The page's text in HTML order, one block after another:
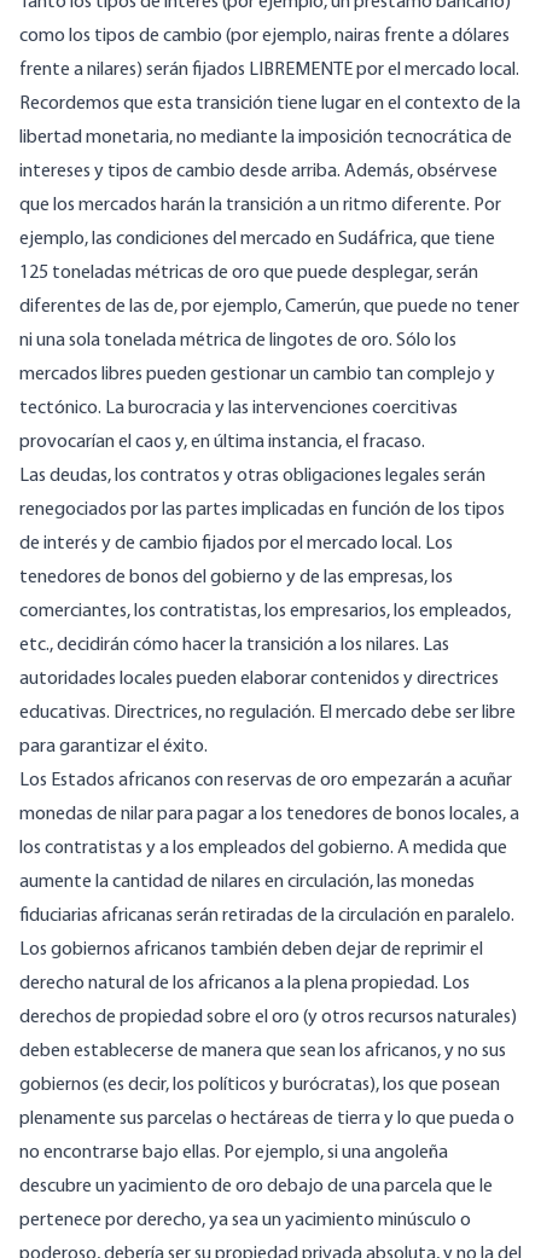
como los tipos de cambio (por ejemplo, nairas frente a dólares
frente a nilares) serán fijados LIBREMENTE por el mercado local.
Recordemos que esta transición tiene lugar en el contexto de la
libertad monetaria, no mediante la imposición tecnocrática de
intereses y tipos de cambio desde arriba. Además, obsérvese
que los mercados harán la transición a un ritmo diferente. Por
ejemplo, las condiciones del mercado en Sudáfrica, que tiene
125 toneladas métricas de oro que puede desplegar, serán
diferentes de las de, por ejemplo, Camerún, que puede no tener
ni una sola tonelada métrica de lingotes de oro. Sólo los
mercados libres pueden gestionar un cambio tan complejo y
tectónico. La burocracia y las intervenciones coercitivas
provocarían el caos y, en última instancia, el fracaso.
Las deudas, los contratos y otras obligaciones legales serán
renegociados por las partes implicadas en función de los tipos
de interés y de cambio fijados por el mercado local. Los
tenedores de bonos del gobierno y de las empresas, los
comerciantes, los contratistas, los empresarios, los empleados,
etc., decidirán cómo hacer la transición a los nilares. Las
autoridades locales pueden elaborar contenidos y directrices
educativas. Directrices, no regulación. El mercado debe ser libre
para garantizar el éxito.
Los Estados africanos conreservas de oro empezarán a acuñar
monedas de nilar para pagar a los tenedores de bonos locales, a
los contratistas y a los empleados del gobierno. A medida que
aumente la cantidad de nilares en circulación, las monedas
fiduciarias africanas serán retiradas de la circulación en paralelo.
Los gobiernos africanos también deben dejar de reprimir el
derecho natural de los africanos a la plena propiedad. Los
derechos de propiedad sobre el oro (y otros recursos naturales)
deben establecerse de manera que sean los africanos, y no sus
gobiernos (es decir, los políticos y burócratas), los que posean
plenamente sus parcelas o hectáreas de tierra y lo que pueda o
no encontrarse bajo ellas. Por ejemplo, si una angoleña
descubre un yacimiento de oro debajo de una parcela que le
pertenece por derecho, ya sea un yacimiento minúsculo o